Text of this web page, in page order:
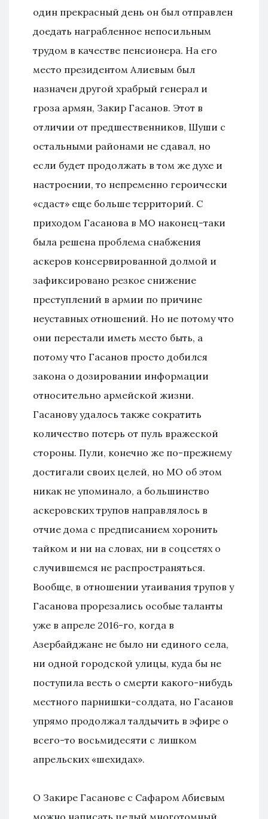
один прекрасный день он был отправлен
доедать награбленное непосильным
трудом в качестве пенсионера. На его
место президентом Алиевым был
назначен другой храбрый генерал и
гроза армян, Закир Гасанов. Этот в
отличии от предшественников, Шуши с
остальными районами не сдавал, но
если будет продолжать в том же духе и
настроении, то непременно героически
«сдаст» еще больше территорий. С
приходом Гасанова в МО наконец-таки
была решена проблема снабжения
аскеров консервированной долмой и
зафиксировано резкое снижение
преступлений в армии по причине
неуставных отношений. Но не потому что
они перестали иметь место быть, а
потому что Гасанов просто добился
закона о дозировании информации
относительно армейской жизни.
Гасанову удалось также сократить
количество потерь от пуль вражеской
стороны. Пули, конечно же по-прежнему
достигали своих целей, но МО об этом
никак не упоминало, а большинство
аскеровских трупов направлялось в
отчие дома с предписанием хоронить
тайком и ни на словах, ни в соцсетях о
случившемся не распространяться.
Вообще, в отношении утаивания трупов у
Гасанова прорезались особые таланты
уже в апреле 2016-го, когда в
Азербайджане не было ни единого села,
ни одной городской улицы, куда бы не
поступила весть о смерти какого-нибудь
местного парнишки-солдата, но Гасанов
упрямо продолжал талдычить в эфире о
всего-то восьмидесяти с лишком
апрельских «шехидах».
О Закире Гасанове с Сафаром Абиевым